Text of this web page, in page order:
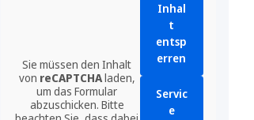
Sie müssen den Inhalt
von reCAPTCHAladen,
um das Formular
abzuschicken. Bitte
Inhal
t
entsp
erren
Servic
e